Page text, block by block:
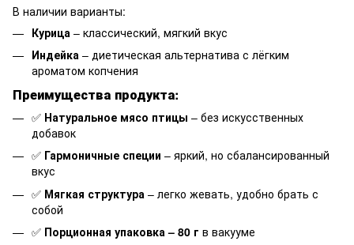
В наличии варианты:
Курица – классический, мягкий вкус
Индейка – диетическая альтернатива с лёгким
ароматом копчения
Преимущества продукта:
✅ Натуральное мясо птицы – без искусственных
добавок
✅ Гармоничные специи – яркий, но сбалансированный
вкус
✅ Мягкая структура – легко жевать, удобно брать с
собой
✅ Порционная упаковка – 80 г в вакууме